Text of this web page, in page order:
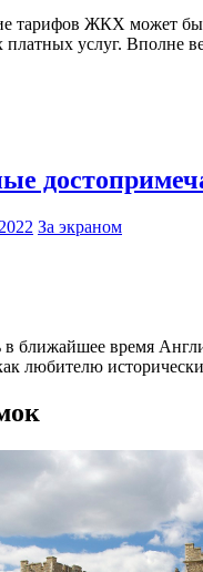
ЖКХ может
платных услуг. Вполне
За экраном
ближайшее время
любителю